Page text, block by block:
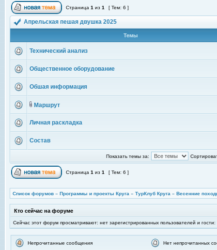
Страница 1 из 1 [ Тем: 6 ]
Апрельская пешая двушка 2025
Темы
Технический анализ
Общественное оборудование
Обшая информация
Маршрут
Личная раскладка
Состав
Показать темы за:
Страница 1 из 1 [ Тем: 6 ]
Список форумов » Программы и проекты Круга » ТурКлуб Круга » Весенние
Кто сейчас на форуме
Сейчас этот форум просматривают: нет зарегистрированных пользователей и гости:
Непрочитанные сообщения Нет непрочитанных